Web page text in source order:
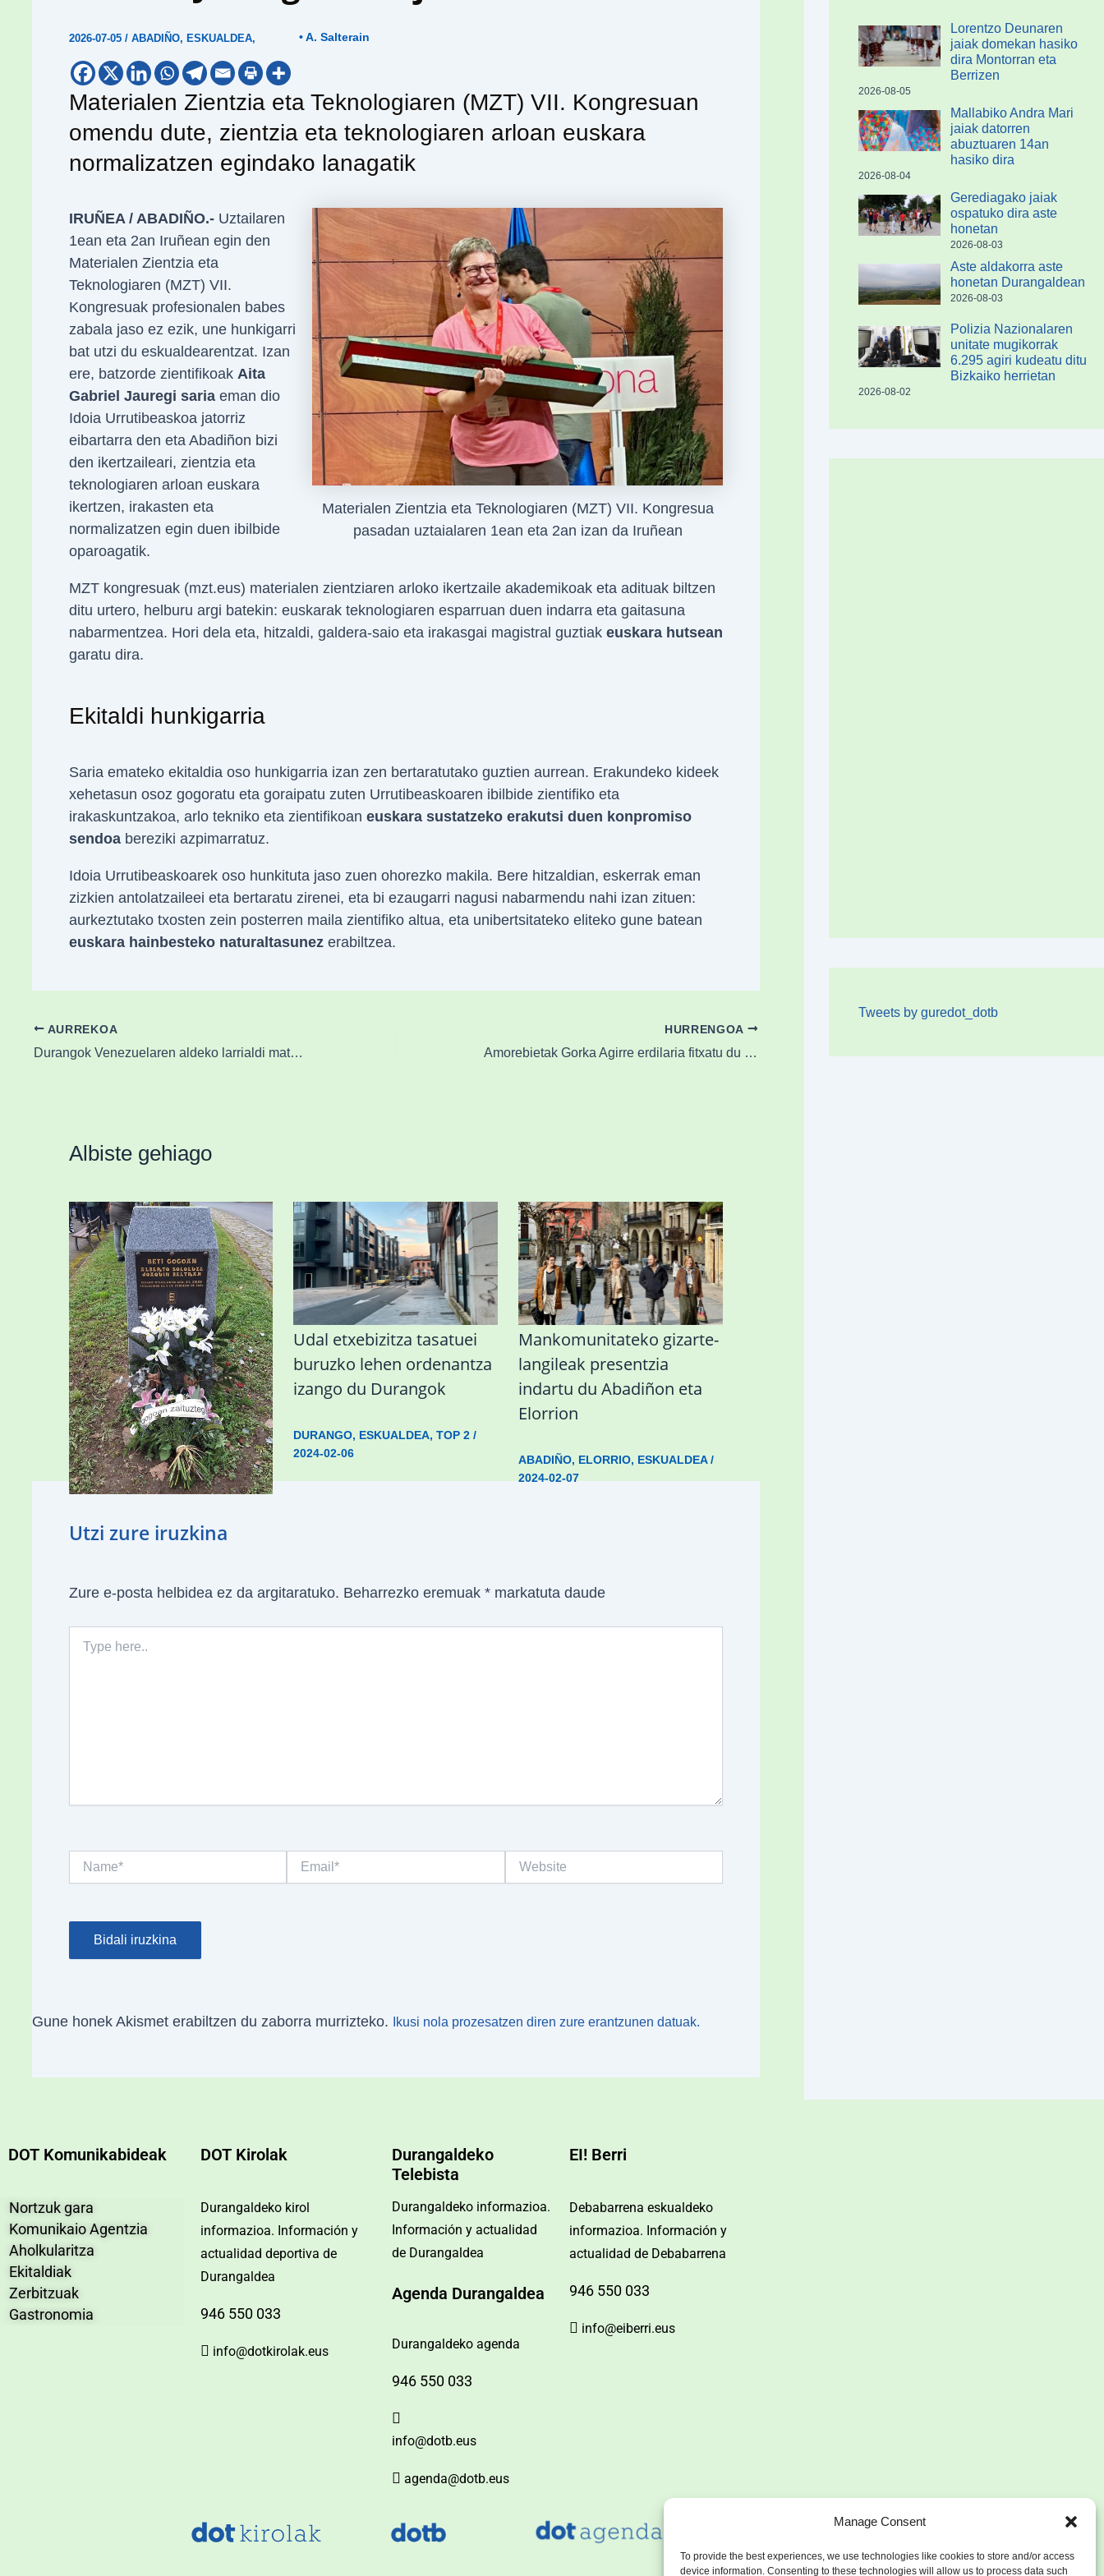
Manage Consent
To provide the best experiences, we use technologies like cookies to store and/or access
device information. Consenting to these technologies will allow us to process data such
2026-07-05 / ABADIÑO, ESKUALDEA, • A. Salterain
Materialen Zientzia eta Teknologiaren (MZT) VII. Kongresuan
omendu dute, zientzia eta teknologiaren arloan euskara
normalizatzen egindako lanagatik
Materialen Zientzia eta Teknologiaren (MZT) VII. Kongresua
pasadan uztaialaren 1ean eta 2an izan da Iruñean
IRUÑEA / ABADIÑO.-Uztailaren
1ean eta 2an Iruñean egin den
Materialen Zientzia eta
Teknologiaren (MZT) VII.
Kongresuak profesionalen babes
zabala jaso ez ezik, une hunkigarri
bat utzi du eskualdearentzat. Izan
ere, batzorde zientifikoak Aita
Gabriel Jauregi sariaeman dio
Idoia Urrutibeaskoa jatorriz
eibartarra den eta Abadiñon bizi
den ikertzaileari, zientzia eta
teknologiaren arloan euskara
ikertzen, irakasten eta
normalizatzen egin duen ibilbide
oparoagatik.
MZT kongresuak (mzt.eus) materialen zientziaren arloko ikertzaile akademikoak eta adituak biltzen
ditu urtero, helburu argi batekin: euskarak teknologiaren esparruan duen indarra eta gaitasuna
nabarmentzea. Hori dela eta, hitzaldi, galdera-saio eta irakasgai magistral guztiak euskara hutsean
garatu dira.
Ekitaldi hunkigarria
Saria emateko ekitaldia oso hunkigarria izan zen bertaratutako guztien aurrean. Erakundeko kideek
xehetasun osoz gogoratu eta goraipatu zuten Urrutibeaskoaren ibilbide zientifiko eta
irakaskuntzakoa, arlo tekniko eta zientifikoan euskara sustatzeko erakutsi duen konpromiso
sendoabereziki azpimarratuz.
Idoia Urrutibeaskoarek oso hunkituta jaso zuen ohorezko makila. Bere hitzaldian, eskerrak eman
zizkien antolatzaileei eta bertaratu zirenei, eta bi ezaugarri nagusi nabarmendu nahi izan zituen:
aurkeztutako txosten zein posterren maila zientifiko altua, eta unibertsitateko eliteko gune batean
euskara hainbesteko naturaltasunezerabiltzea.
AURREKOA
Durangok Venezuelaren aldeko larrialdi materialaren bilketa solidarioa bultzatuko du
HURRENGOA
Amorebietak Gorka Agirre erdilaria fitxatu du joko-eremua indartzeko
Albiste gehiago
«Azkenengo 40 urteetan
Zaldibar jo zuen
ingurumen-
hondamendirik larriena»
ESKUALDEA,ZALDIBAR/2024-02-
06
Udal etxebizitza tasatuei
buruzko lehen ordenantza
izango du Durangok
DURANGO, ESKUALDEA,TOP 2 /
2024-02-06
Mankomunitateko gizarte-
langileak presentzia
indartu du Abadiñon eta
Elorrion
ABADIÑO, ELORRIO, ESKUALDEA/
2024-02-07
Utzi zure iruzkina
Zure e-posta helbidea ez da argitaratuko. Beharrezko eremuak *markatuta daude
here..
Name* Email* Website
Gune honek Akismet erabiltzen du zaborra murrizteko. Ikusi nola prozesatzen diren zure erantzunen datuak.
Lorentzo Deunaren
jaiak domekan hasiko
dira Montorran eta
Berrizen
2026-08-05
Mallabiko Andra Mari
jaiak datorren
abuztuaren 14an
hasiko dira
2026-08-04
Gerediagako jaiak
ospatuko dira aste
honetan
2026-08-03
Aste aldakorra aste
honetan Durangaldean
2026-08-03
Polizia Nazionalaren
unitate mugikorrak
6.295 agiri kudeatu ditu
Bizkaiko herrietan
2026-08-02
Tweets by guredot_dotb
DOT Komunikabideak
Nortzuk gara
Komunikaio Agentzia
Aholkularitza
Ekitaldiak
Zerbitzuak
Gastronomia
DOT Kirolak
Durangaldeko kirol
informazioa. Información y
actualidad deportiva de
Durangaldea
946 550 033
info@dotkirolak.eus
Durangaldeko
Telebista
Durangaldeko informazioa.
Información y actualidad
de Durangaldea
Agenda Durangaldea
Durangaldeko agenda
946 550 033
info@dotb.eus
agenda@dotb.eus
EI! Berri
Debabarrena eskualdeko
informazioa. Información y
actualidad de Debabarrena
946 550 033
info@eiberri.eus